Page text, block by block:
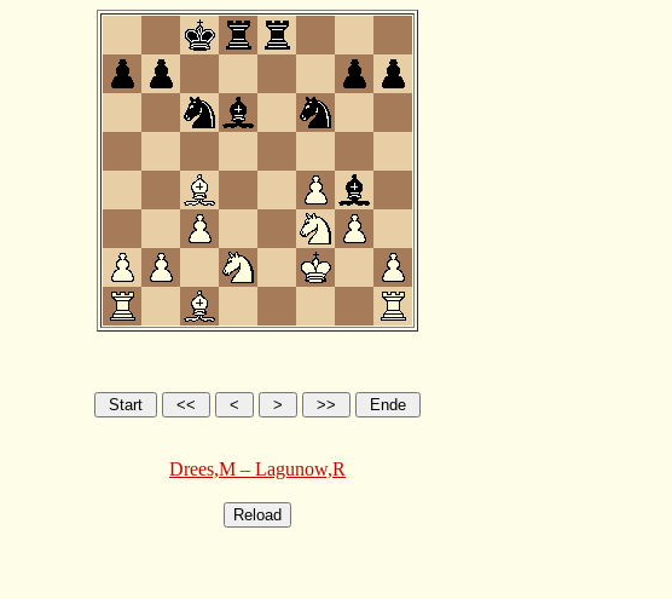
Drees,M – Lagunow,R